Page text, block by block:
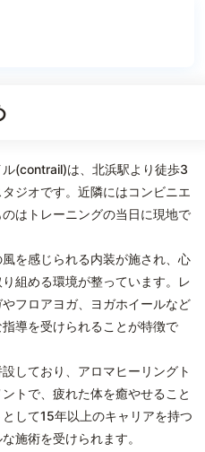
(contrail)は、北浜駅より徒歩3
ジオです。近隣にはコンビニエ
はトレーニングの当日に現地で
を感じられる内装が施され、心
組める環境が整っています。レ
フロアヨガ、ヨガホイールなど
導を受けられることが特徴で
しており、アロマヒーリングト
トで、疲れた体を癒やせること
して15年以上のキャリアを持つ
施術を受けられます。